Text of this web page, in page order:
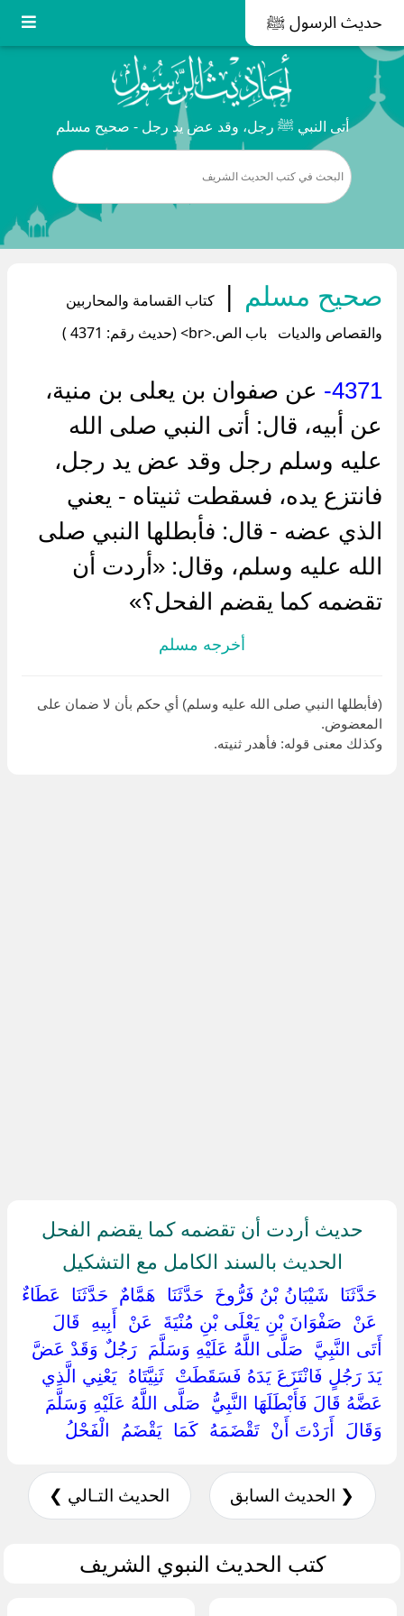
حديث الرسول ﷺ
أتى النبي ﷺ رجل، وقد عض يد رجل - صحيح مسلم
صحيح مسلم |
كتاب القسامة والمحاربين
والقصاص والديات باب الص.<br> (حديث رقم: 4371 )
4371-
عن صفوان بن يعلى بن منية،
عن أبيه، قال: أتى النبي صلى الله
عليه وسلم رجل وقد عض يد رجل،
فانتزع يده، فسقطت ثنيتاه - يعني
الذي عضه - قال: فأبطلها النبي صلى
الله عليه وسلم، وقال: «أردت أن
تقضمه كما يقضم الفحل؟»
أخرجه مسلم
(فأبطلها النبي صلى الله عليه وسلم) أي حكم بأن لا ضمان على
المعضوض.
وكذلك معنى قوله: فأهدر ثنيته.
حديث أردت أن تقضمه كما يقضم الفحل
الحديث بالسند الكامل مع التشكيل
‏ ‏حَدَّثَنَا ‏ ‏شَيْبَانُ بْنُ فَرُّوخَ ‏ ‏حَدَّثَنَا ‏ ‏هَمَّامٌ ‏ ‏حَدَّثَنَا ‏ ‏عَطَاءٌ
‏ ‏عَنْ ‏ ‏صَفْوَانَ بْنِ يَعْلَى بْنِ مُنْيَةَ ‏ ‏عَنْ ‏ ‏أَبِيهِ ‏ ‏قَالَ ‏
‏أَتَى النَّبِيَّ ‏ ‏صَلَّى اللَّهُ عَلَيْهِ وَسَلَّمَ ‏ ‏رَجُلٌ وَقَدْ عَضَّ
يَدَ رَجُلٍ فَانْتَزَعَ يَدَهُ فَسَقَطَتْ ‏ ‏ثَنِيَّتَاهُ ‏ ‏يَعْنِي الَّذِي
عَضَّهُ قَالَ فَأَبْطَلَهَا النَّبِيُّ ‏ ‏صَلَّى اللَّهُ عَلَيْهِ وَسَلَّمَ ‏
‏وَقَالَ ‏ ‏أَرَدْتَ أَنْ ‏ ‏تَقْضَمَهُ ‏ ‏كَمَا ‏ ‏يَقْضَمُ ‏ ‏الْفَحْلُ ‏
❮ الحديث السابق الحديث التـالي ❯
كتب الحديث النبوي الشريف